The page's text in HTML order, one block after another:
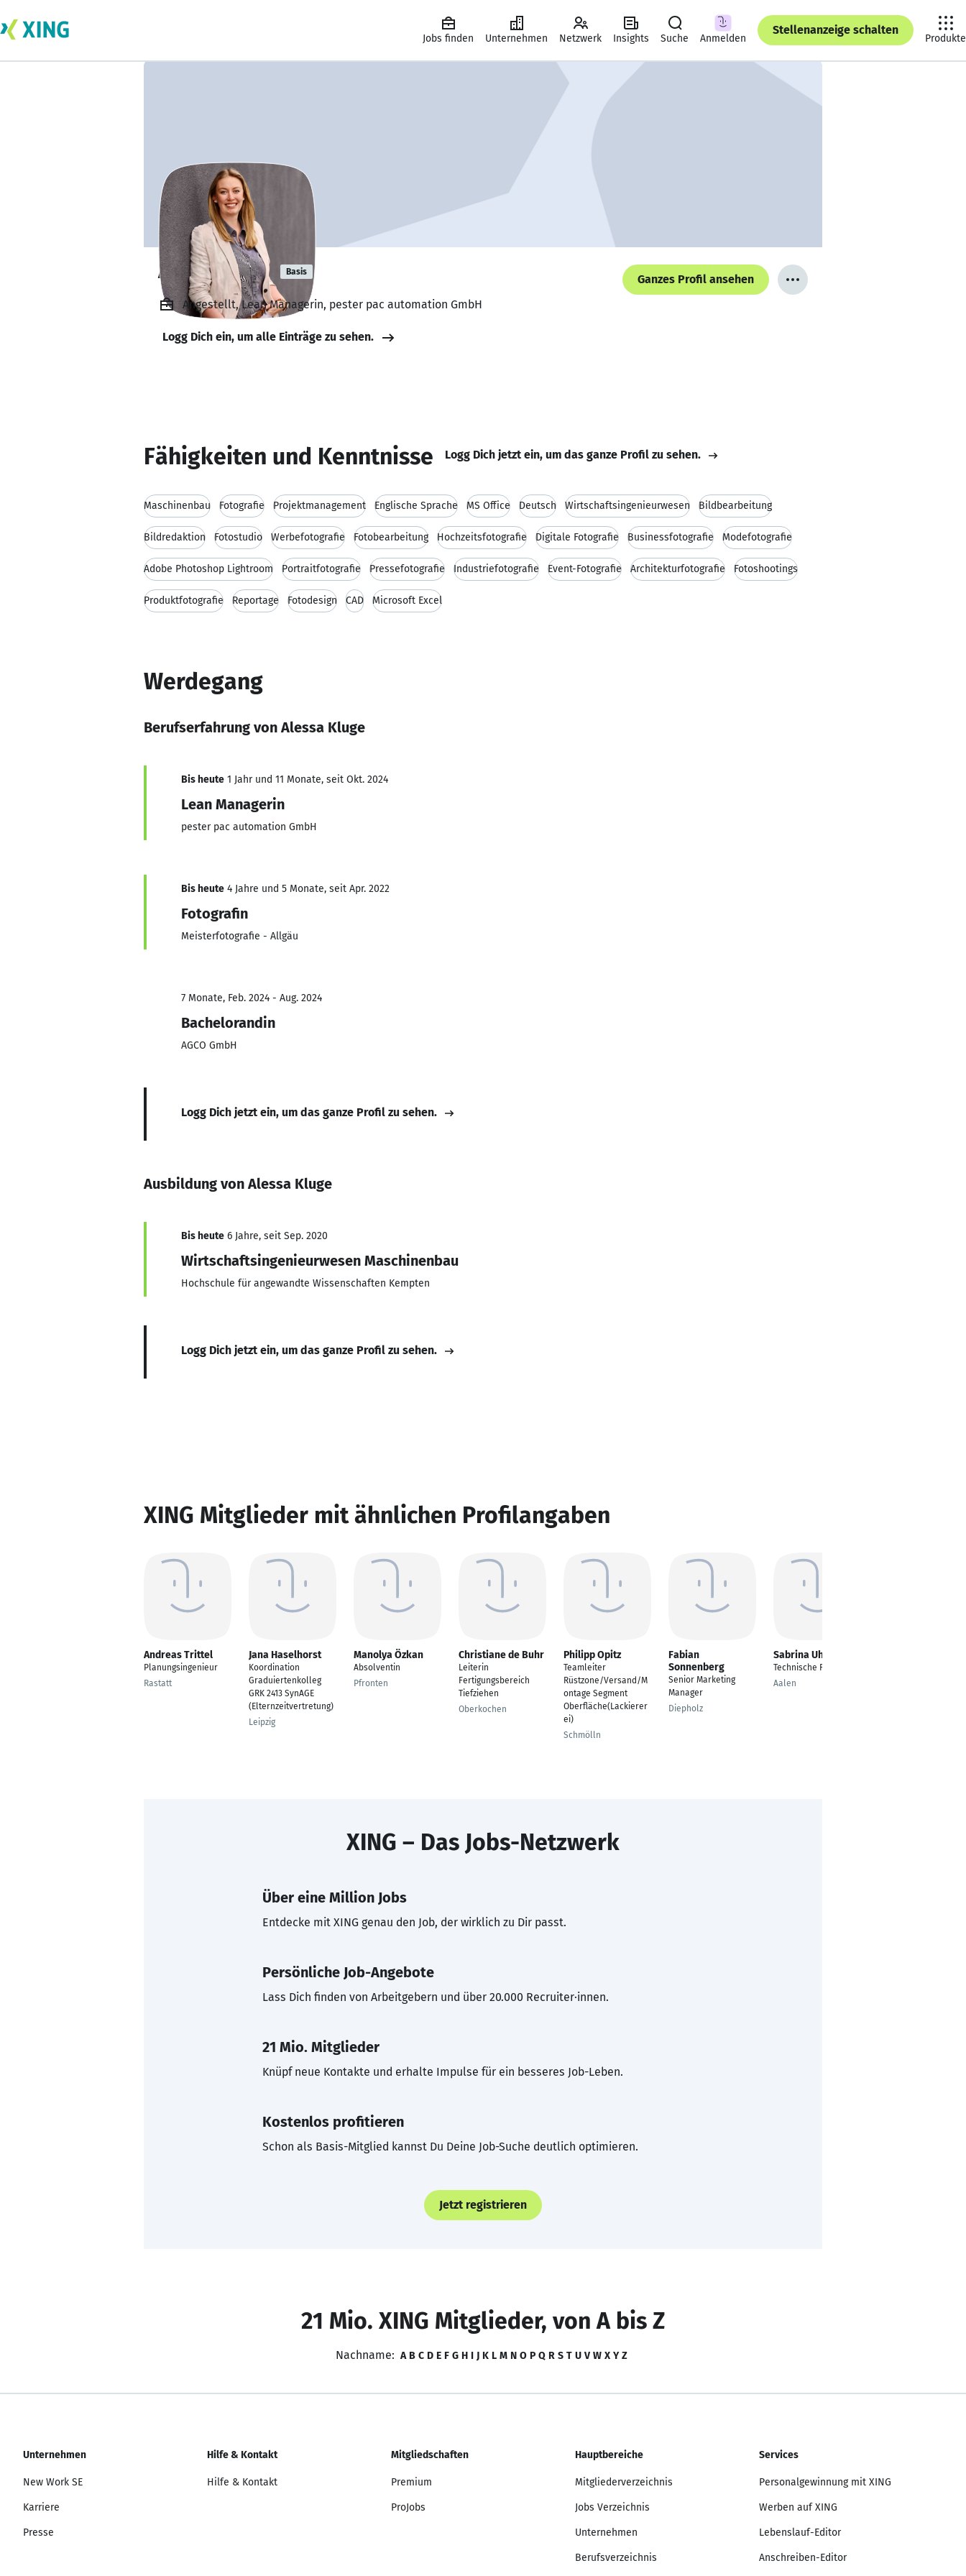
Jobs finden Unternehmen Netzwerk Insights Suche Anmelden
Stellenanzeige schalten
Produkte
Alessa Kluge Basis
Ganzes Profil ansehen
Angestellt, Lean Managerin, pester pac automation GmbH
Logg Dich ein, um alle Einträge zu sehen.
Fähigkeiten und Kenntnisse Logg Dich jetzt ein, um das ganze Profil zu sehen.
Maschinenbau Fotografie Projektmanagement Englische Sprache MS Office Deutsch Wirtschaftsingenieurwesen Bildbearbeitung
Bildredaktion Fotostudio Werbefotografie Fotobearbeitung Hochzeitsfotografie Digitale Fotografie Businessfotografie Modefotografie
Adobe Photoshop Lightroom Portraitfotografie Pressefotografie Industriefotografie Event-Fotografie Architekturfotografie Fotoshootings
Produktfotografie Reportage Fotodesign CAD Microsoft Excel
Werdegang
Berufserfahrung von Alessa Kluge
Bis heute 1 Jahr und 11 Monate, seit Okt. 2024
Lean Managerin
pester pac automation GmbH
Bis heute 4 Jahre und 5 Monate, seit Apr. 2022
Fotografin
Meisterfotografie - Allgäu
7 Monate, Feb. 2024 - Aug. 2024
Bachelorandin
AGCO GmbH
Logg Dich jetzt ein, um das ganze Profil zu sehen.
Ausbildung von Alessa Kluge
Bis heute 6 Jahre, seit Sep. 2020
Wirtschaftsingenieurwesen Maschinenbau
Hochschule für angewandte Wissenschaften Kempten
Logg Dich jetzt ein, um das ganze Profil zu sehen.
XING Mitglieder mit ähnlichen Profilangaben
Andreas Trittel
Planungsingenieur
Rastatt
Jana Haselhorst
Koordination
Graduiertenkolleg
GRK 2413 SynAGE
(Elternzeitvertretung)
Leipzig
Manolya Özkan
Absolventin
Pfronten
Christiane de Buhr
Leiterin
Fertigungsbereich
Tiefziehen
Oberkochen
Philipp Opitz
Teamleiter
Rüstzone/Versand/M
ontage Segment
Oberfläche(Lackierer
ei)
Schmölln
Fabian
Sonnenberg
Senior Marketing
Manager
Diepholz
Sabrina Uhrle
Technische Redaktion
Aalen
XING – Das Jobs-Netzwerk
Über eine Million Jobs
Entdecke mit XING genau den Job, der wirklich zu Dir passt.
Persönliche Job-Angebote
Lass Dich finden von Arbeitgebern und über 20.000 Recruiter·innen.
21 Mio. Mitglieder
Knüpf neue Kontakte und erhalte Impulse für ein besseres Job-Leben.
Kostenlos profitieren
Schon als Basis-Mitglied kannst Du Deine Job-Suche deutlich optimieren.
Jetzt registrieren
21 Mio. XING Mitglieder, von A bis Z
Nachname: A B C D E F G H I J K L M N O P Q R S T U V W X Y Z
Unternehmen
New Work SE
Karriere
Presse
Hilfe & Kontakt
Hilfe & Kontakt
Mitgliedschaften
Premium
ProJobs
Hauptbereiche
Mitgliederverzeichnis
Jobs Verzeichnis
Unternehmen
Berufsverzeichnis
Services
Personalgewinnung mit XING
Werben auf XING
Lebenslauf-Editor
Anschreiben-Editor